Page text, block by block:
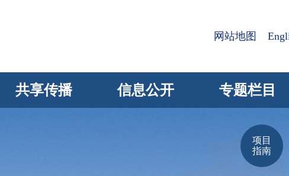
网站地图
共享传播 信息公开 专题栏目
项目
指南